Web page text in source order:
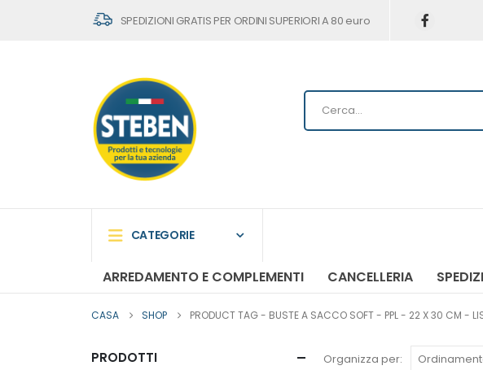
SPEDIZIONI GRATIS PER ORDINI SUPERIORI A 80 euro
CATEGORIE
ARREDAMENTO E COMPLEMENTI CANCELLERIA
CASA SHOP PRODUCT TAG - BUSTE A SACCO SOFT - PPL - 22 X 30 CM -
Organizza per:
PRODOTTI